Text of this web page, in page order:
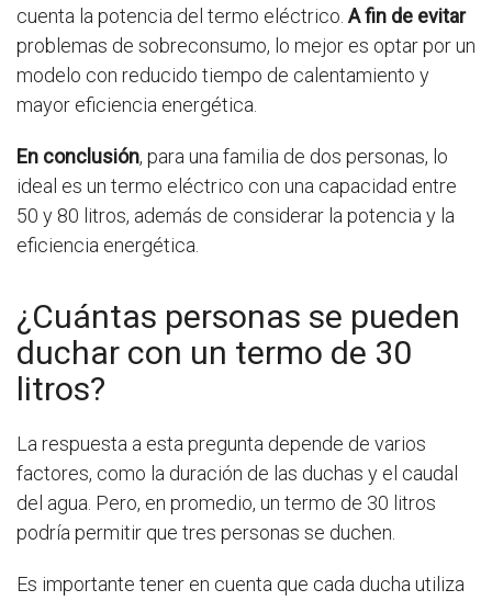
cuenta la potencia del termo eléctrico. A fin de evitar
problemas de sobreconsumo, lo mejor es optar por un
modelo con reducido tiempo de calentamiento y
mayor eficiencia energética.
En conclusión, para una familia de dos personas, lo
ideal es un termo eléctrico con una capacidad entre
50 y 80 litros, además de considerar la potencia y la
eficiencia energética.
¿Cuántas personas se pueden
duchar con un termo de 30
litros?
La respuesta a esta pregunta depende de varios
factores, como la duración de las duchas y el caudal
del agua. Pero, en promedio, un termo de 30 litros
podría permitir que tres personas se duchen.
Es importante tener en cuenta que cada ducha utiliza